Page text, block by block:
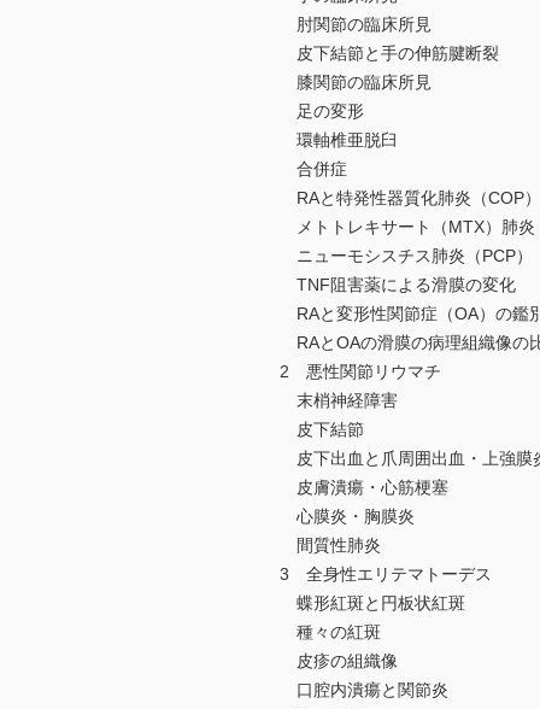
肘関節の臨床所見
皮下結節と手の伸筋腱断裂
膝関節の臨床所見
足の変形
環軸椎亜脱臼
合併症
RAと特発性器質化肺炎（COP）
メトトレキサート（MTX）肺炎
ニューモシスチス肺炎（PCP）
TNF阻害薬による滑膜の変化
RAと変形性関節症（OA）の鑑
RAとOAの滑膜の病理組織像の
2 悪性関節リウマチ
末梢神経障害
皮下結節
皮下出血と爪周囲出血・上強膜
皮膚潰瘍・心筋梗塞
心膜炎・胸膜炎
間質性肺炎
3 全身性エリテマトーデス
蝶形紅斑と円板状紅斑
種々の紅斑
皮疹の組織像
口腔内潰瘍と関節炎